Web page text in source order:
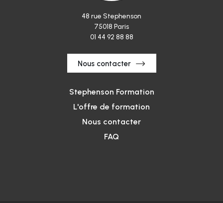
48 rue Stephenson
75018 Paris
01 44 92 88 88
Nous contacter
Stephenson Formation
L'offre de formation
Nous contacter
FAQ